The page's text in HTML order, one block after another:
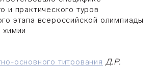
и практического туров
этапа всероссийской олимпиады
основного титрования Д.Р.